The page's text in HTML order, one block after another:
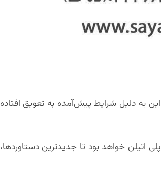
به دلیل شرایط پیش‌آمده به تعویق افتاده
اتیلن خواهد بود تا جدیدترین دستاوردها،